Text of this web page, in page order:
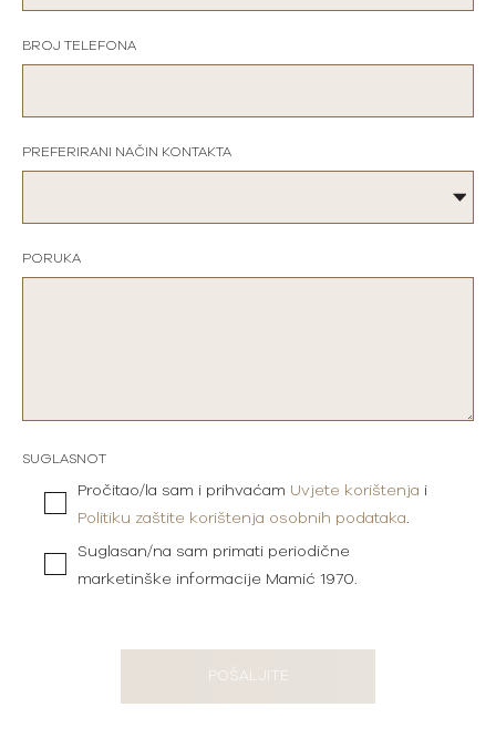
BROJ TELEFONA
PREFERIRANI NAČIN KONTAKTA
PORUKA
SUGLASNOT
Pročitao/la sam i prihvaćam Uvjete korištenja i
Politiku zaštite korištenja osobnih podataka.
Suglasan/na sam primati periodične
marketinške informacije Mamić 1970.
POŠALJITE